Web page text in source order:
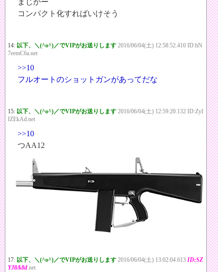
まじかー
コンパクト化すればいけそう
14: 以下、＼(^o^)／でVIPがお送りします 2016/06/04(土) 12:58:52.410 ID:hN
7eemC6a.net
>>10
フルオートのショットガンがあってだな
15: 以下、＼(^o^)／でVIPがお送りします 2016/06/04(土) 12:59:20.132 ID:ZyI
IZEkAd.net
>>10
つAA12
17: 以下、＼(^o^)／でVIPがお送りします 2016/06/04(土) 13:02:04.613 ID:SZ
YJ8/k8d.net